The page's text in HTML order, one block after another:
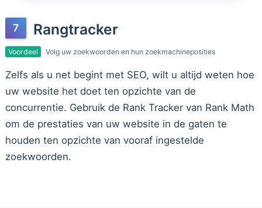
Rangtracker
Voordeel Volg uw zoekwoorden en hun zoekmachineposities
Zelfs als u net begint met SEO, wilt u altijd weten hoe
uw website het doet ten opzichte van de
concurrentie. Gebruik de Rank Tracker van Rank Math
om de prestaties van uw website in de gaten te
houden ten opzichte van vooraf ingestelde
zoekwoorden.